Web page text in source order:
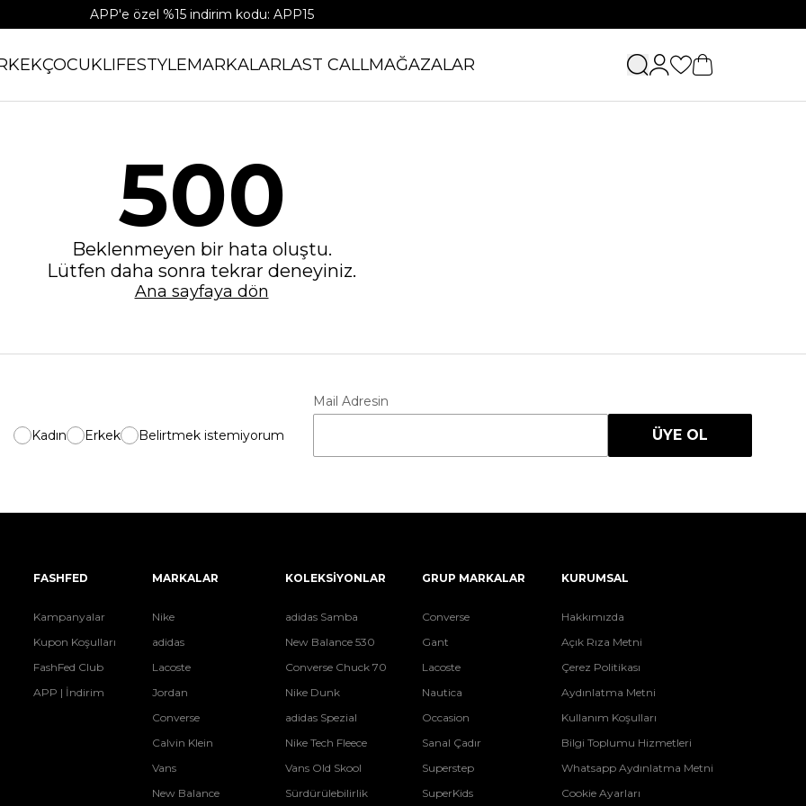
APP'e özel %15 indirim kodu: APP15
ÇOCUKLIFESTYLEMARKALARLAST CALLMAĞAZALAR
500
Beklenmeyen bir hata oluştu.
Lütfen daha sonra tekrar deneyiniz.
Ana sayfaya dön
Kadın Erkek Belirtmek istemiyorum
Mail Adresin
ÜYE OL
FASHFED
Kampanyalar
Kupon Koşulları
FashFed Club
APP | İndirim
MARKALAR
Nike
adidas
Lacoste
Jordan
Converse
Calvin Klein
Vans
New Balance
KOLEKSİYONLAR
adidas Samba
New Balance 530
Converse Chuck 70
Nike Dunk
adidas Spezial
Nike Tech Fleece
Vans Old Skool
Sürdürülebilirlik
GRUP MARKALAR
Converse
Gant
Lacoste
Nautica
Occasion
Sanal Çadır
Superstep
SuperKids
KURUMSAL
Hakkımızda
Açık Rıza Metni
Çerez Politikası
Aydınlatma Metni
Kullanım Koşulları
Bilgi Toplumu Hizmetleri
Whatsapp Aydınlatma Metni
Cookie Ayarları